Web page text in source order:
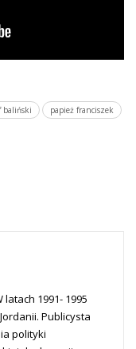
baliński
papież franciszek
1991- 1995
Publicysta
polityki